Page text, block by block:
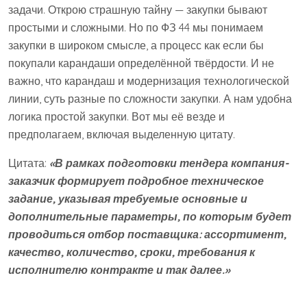
задачи. Открою страшную тайну — закупки бывают
простыми и сложными. Но по ФЗ 44 мы понимаем
закупки в широком смысле, а процесс как если бы
покупали карандаши определённой твёрдости. И не
важно, что карандаш и модернизация технологической
линии, суть разные по сложности закупки. А нам удобна
логика простой закупки. Вот мы её везде и
предполагаем, включая выделенную цитату.
Цитата: «В рамках подготовки тендера компания-
заказчик формирует подробное техническое
задание, указывая требуемые основные и
дополнительные параметры, по которым будет
проводиться отбор поставщика: ассортимент,
качество, количество, сроки, требования к
исполнителю контракте и так далее.»